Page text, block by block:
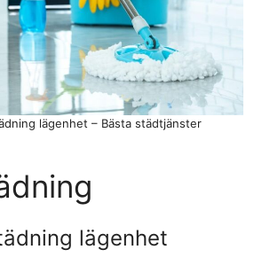
lägenhet – Bästa städtjänster
lägenhet